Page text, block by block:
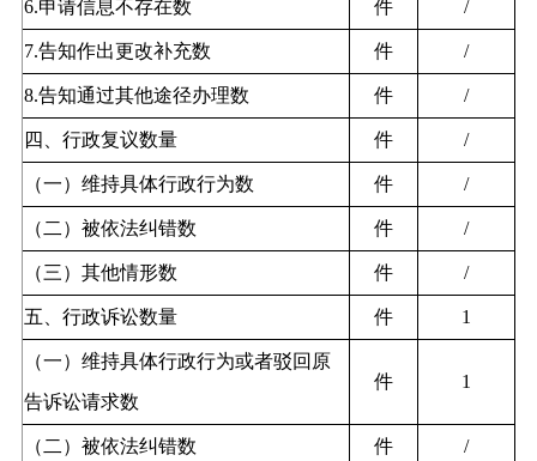
6.申请信息不存在数 件 /
7.告知作出更改补充数 件 /
8.告知通过其他途径办理数 件 /
四、行政复议数量 件 /
（一）维持具体行政行为数 件 /
（二）被依法纠错数 件 /
（三）其他情形数 件 /
五、行政诉讼数量 件 1
（一）维持具体行政行为或者驳回原
告诉讼请求数
件 1
（二）被依法纠错数 件 /